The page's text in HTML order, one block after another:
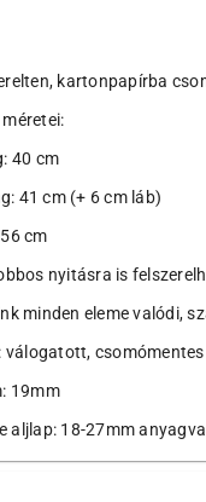
kartonpapírba
40 cm
41 cm (+ 6 cm láb)
cm
nyitásra is
minden eleme valódi,
válogatott,
19mm
aljlap: 18-27mm